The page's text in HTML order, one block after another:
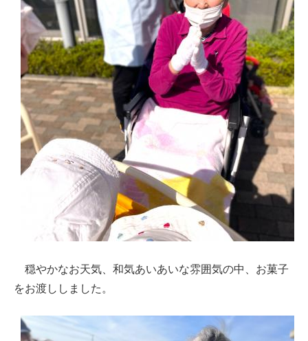
穏やかなお天気、和気あいあいな雰囲気の中、お菓子
をお渡ししました。